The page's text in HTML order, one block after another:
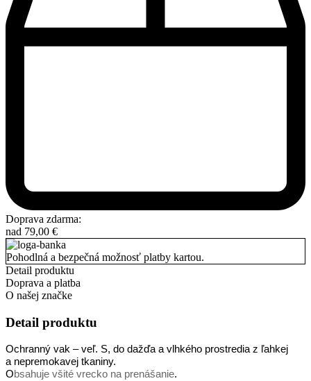
Doprava zdarma:
nad 79,00 €
Pohodlná a bezpečná možnosť platby kartou.
Detail produktu
Doprava a platba
O našej značke
Detail produktu
Ochranný vak – veľ. S, do dažďa a vlhkého prostredia z ľahkej
a nepremokavej tkaniny.
Obsahuje všité vrecko na prenášanie.